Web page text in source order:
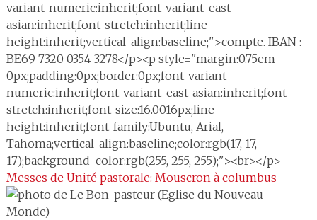
variant-numeric:inherit;font-variant-east-
asian:inherit;font-stretch:inherit;line-
height:inherit;vertical-align:baseline;">compte. IBAN :
BE69 7320 0354 3278</p><p style="margin:0.75em
0px;padding:0px;border:0px;font-variant-
numeric:inherit;font-variant-east-asian:inherit;font-
stretch:inherit;font-size:16.0016px;line-
height:inherit;font-family:Ubuntu, Arial,
Tahoma;vertical-align:baseline;color:rgb(17, 17,
17);background-color:rgb(255, 255, 255);"><br></p>
Messes de Unité pastorale: Mouscron à columbus